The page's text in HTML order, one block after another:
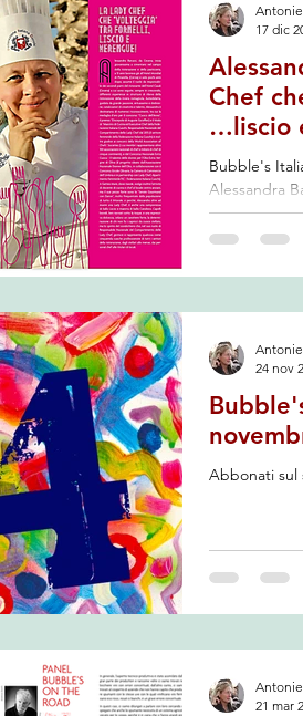
territori. Ciro
Chef
…liscio
Bubble's Italia - anno X-
Alessandra
fornelli …liscio e
Alessandra
pasticceria,
dell’Hotel
cre
17 dic
Bubble's
Abbonati sul
24 nov
21 mar